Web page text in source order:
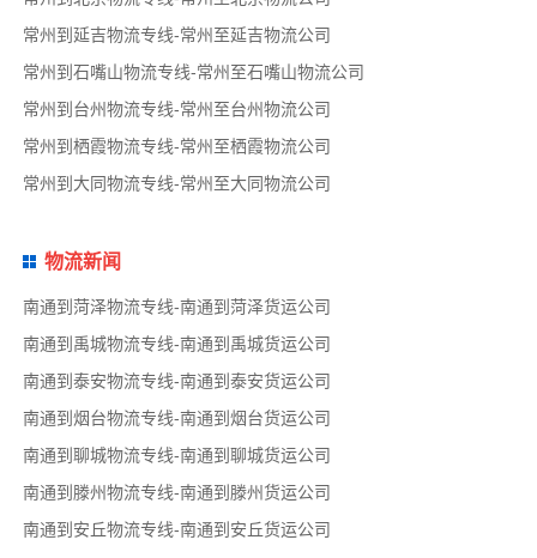
常州到延吉物流专线-常州至延吉物流公司
常州到石嘴山物流专线-常州至石嘴山物流公司
常州到台州物流专线-常州至台州物流公司
常州到栖霞物流专线-常州至栖霞物流公司
常州到大同物流专线-常州至大同物流公司
物流新闻
南通到菏泽物流专线-南通到菏泽货运公司
南通到禹城物流专线-南通到禹城货运公司
南通到泰安物流专线-南通到泰安货运公司
南通到烟台物流专线-南通到烟台货运公司
南通到聊城物流专线-南通到聊城货运公司
南通到滕州物流专线-南通到滕州货运公司
南通到安丘物流专线-南通到安丘货运公司